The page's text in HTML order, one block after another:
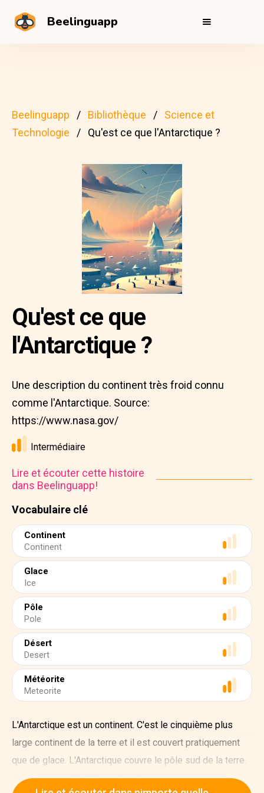
Beelinguapp
Beelinguapp Bibliothèque
Science et
Technologie
Qu'est ce que l'Antarctique ?
Vocabulaire clé
Continent
Continent
Glace
Ice
Pôle
Pole
Désert
Desert
Météorite
Meteorite
Qu'est ce que
l'Antarctique ?
Une description du continent très froid connu
comme l'Antarctique. Source:
https://www.nasa.gov/
Intermédiaire
Lire et écouter cette histoire
dans Beelinguapp!
L'Antarctique est un continent. C'est le cinquième plus
large continent de la terre et il est couvert pratiquement
que de glace. L'Antarctique couvre le pôle sud de la terre.
A quoi ressemble l'Antarctique?